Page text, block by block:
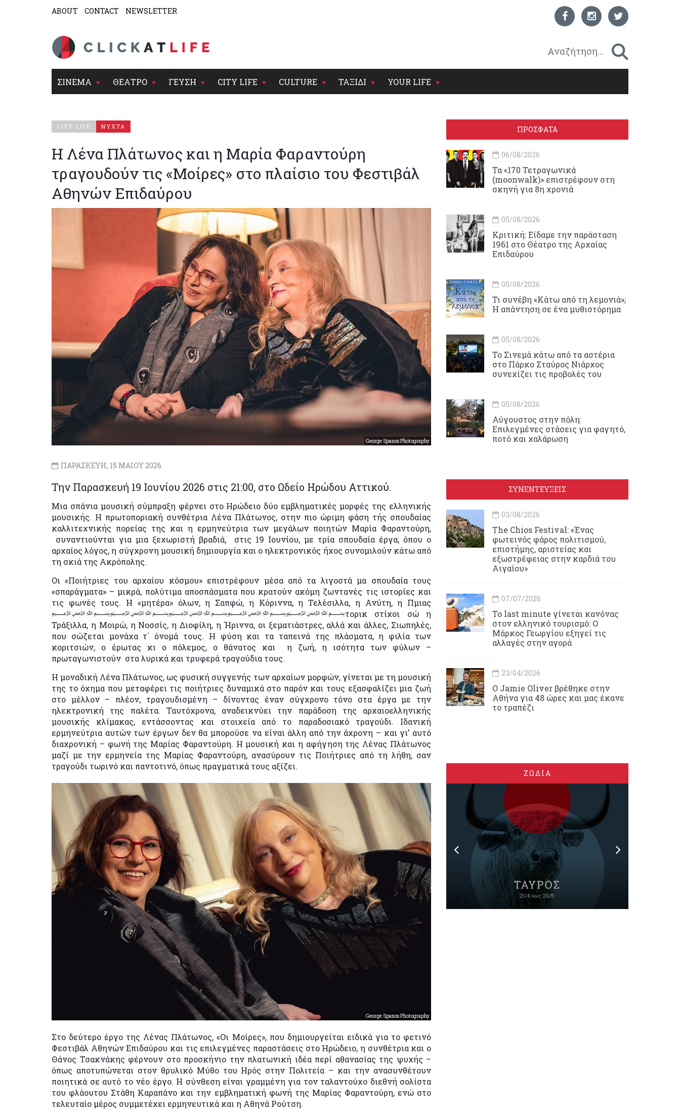
ABOUT CONTACT NEWSLETTER
ΣΙΝΕΜΑ ΘΕΑΤΡΟ ΓΕΥΣΗ CITY LIFE CULTURE ΤΑΞΙΔΙ YOUR LIFE
CITY LIFE ΝΥΧΤΑ
Η Λένα Πλάτωνος και η Μαρία Φαραντούρη
τραγουδούν τις «Μοίρες» στο πλαίσιο του Φεστιβάλ
Αθηνών Επιδαύρου
George Spanos Photography
ΠΑΡΑΣΚΕΥΗ, 15 ΜΑΙΟΥ 2026
Την Παρασκευή 19 Ιουνίου 2026 στις 21:00, στο Ωδείο Ηρώδου Αττικού.
Μια σπάνια μουσική σύμπραξη φέρνει στο Ηρώδειο δύο εμβληματικές μορφές της ελληνικής
μουσικής. Η πρωτοποριακή συνθέτρια Λένα Πλάτωνος, στην πιο ώριμη φάση τής σπουδαίας
καλλιτεχνικής πορείας της και η ερμηνεύτρια των μεγάλων ποιητών Μαρία Φαραντούρη,
συναντιούνται για μια ξεχωριστή βραδιά, στις 19 Ιουνίου, με τρία σπουδαία έργα, όπου ο
αρχαίος λόγος, η σύγχρονη μουσική δημιουργία και ο ηλεκτρονικός ήχος συνομιλούν κάτω από
τη σκιά της Ακρόπολης.
Οι «Ποιήτριες του αρχαίου κόσμου» επιστρέφουν μέσα από τα λιγοστά μα σπουδαία τους
«σπαράγματα» – μικρά, πολύτιμα αποσπάσματα που κρατούν ακόμη ζωντανές τις ιστορίες και
τις φωνές τους. Η «μητέρα» όλων, η Σαπφώ, η Κόριννα, η Τελέσιλλα, η Ανύτη, η Πμιας
﷽﷽﷽﷽﷽τορικ στίχοι σώ η
Τράξιλλα, η Μοιρώ, η Νοσσίς, η Διοφίλη, η Ήριννα, οι ξεματιάστρες, αλλά και άλλες, Σιωπηλές,
που σώζεται μονάχα τ΄ όνομά τους. Η φύση και τα ταπεινά της πλάσματα, η φιλία των
κοριτσιών, ο έρωτας κι ο πόλεμος, ο θάνατος και η ζωή, η ισότητα των φύλων –
πρωταγωνιστούν στα λυρικά και τρυφερά τραγούδια τους.
Η μοναδική Λένα Πλάτωνος, ως φυσική συγγενής των αρχαίων μορφών, γίνεται με τη μουσική
της το όχημα που μεταφέρει τις ποιήτριες δυναμικά στο παρόν και τους εξασφαλίζει μια ζωή
στο μέλλον – πλέον, τραγουδισμένη – δίνοντας έναν σύγχρονο τόνο στα έργα με την
ηλεκτρονική της παλέτα. Ταυτόχρονα, αναδεικνύει την παράδοση της αρχαιοελληνικής
μουσικής κλίμακας, εντάσσοντας και στοιχεία από το παραδοσιακό τραγούδι. Ιδανική
ερμηνεύτρια αυτών των έργων δεν θα μπορούσε να είναι άλλη από την άχρονη – και γι’ αυτό
διαχρονική – φωνή της Μαρίας Φαραντούρη. Η μουσική και η αφήγηση της Λένας Πλάτωνος
μαζί με την ερμηνεία της Μαρίας Φαραντούρη, ανασύρουν τις Ποιήτριες από τη λήθη, σαν
τραγούδι τωρινό και παντοτινό, όπως πραγματικά τους αξίζει.
George Spanos Photography
Στo δεύτερο έργο της Λένας Πλάτωνος, «Οι Μοίρες», που δημιουργείται ειδικά για το φετινό
Φεστιβάλ Αθηνών Επιδαύρου και τις επιλεγμένες παραστάσεις στο Ηρώδειο, η συνθέτρια και ο
Θάνος Τσακνάκης φέρνουν στο προσκήνιο την πλατωνική ιδέα περί αθανασίας της ψυχής –
όπως αποτυπώνεται στον θρυλικό Μύθο του Ηρός στην Πολιτεία – και την ανασυνθέτουν
ποιητικά σε αυτό το νέο έργο. Η σύνθεση είναι γραμμένη για τον ταλαντούχο διεθνή σολίστα
του φλάουτου Στάθη Καραπάνο και την εμβληματική φωνή της Μαρίας Φαραντούρη, ενώ στο
τελευταίο μέρος συμμετέχει ερμηνευτικά και η Αθηνά Ρούτση.
ΠΡΟΣΦΑΤΑ
06/08/2026
Τα «170 Τετραγωνικά
(moonwalk)» επιστρέφουν στη
σκηνή για 8η χρονιά
05/08/2026
Κριτική: Είδαμε την παράσταση
1961 στο Θέατρο της Αρχαίας
Επιδαύρου
05/08/2026
Τι συνέβη «Κάτω από τη λεμονιά»;
Η απάντηση σε ένα μυθιστόρημα
05/08/2026
To Σινεμά κάτω από τα αστέρια
στο Πάρκο Σταύρος Νιάρχος
συνεχίζει τις προβολές του
05/08/2026
Αύγουστος στην πόλη:
Επιλεγμένες στάσεις για φαγητό,
ποτό και χαλάρωση
ΣΥΝΕΝΤΕΥΞΕΙΣ
03/08/2026
Τhe Chios Festival: «Ένας
φωτεινός φάρος πολιτισμού,
επιστήμης, αριστείας και
εξωστρέφειας στην καρδιά του
Αιγαίου»
07/07/2026
Το last minute γίνεται κανόνας
στον ελληνικό τουρισμό: Ο
Μάρκος Γεωργίου εξηγεί τις
αλλαγές στην αγορά
23/04/2026
Ο Jamie Oliver βρέθηκε στην
Αθήνα για 48 ώρες και μας έκανε
το τραπέζι
ΖΩΔΙΑ